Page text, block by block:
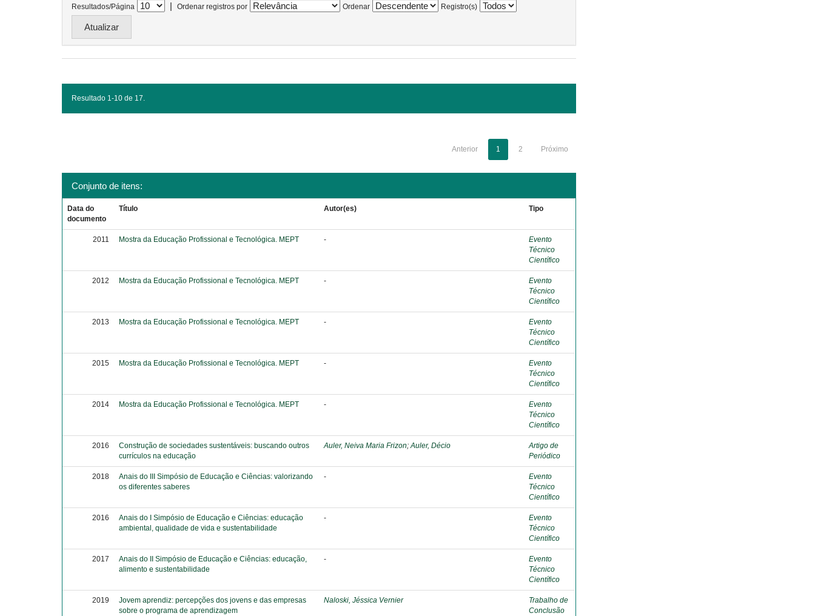
Resultados/Página | Ordenar registros por Ordenar Registro(s)
Resultado 1-10 de 17.
Anterior 1 2 Próximo
Conjunto de itens:
Data do
documento
Título Autor(es) Tipo
2011 Mostra da Educação Profissional e Tecnológica. MEPT -
Evento
Técnico
Científico
2012 Mostra da Educação Profissional e Tecnológica. MEPT -
Evento
Técnico
Científico
2013 Mostra da Educação Profissional e Tecnológica. MEPT -
Evento
Técnico
Científico
2015 Mostra da Educação Profissional e Tecnológica. MEPT -
Evento
Técnico
Científico
2014 Mostra da Educação Profissional e Tecnológica. MEPT -
Evento
Técnico
Científico
2016
Construção de sociedades sustentáveis: buscando outros
currículos na educação
Auler, Neiva Maria Frizon;Auler, Décio
Artigo de
Periódico
2018
Anais do III Simpósio de Educação e Ciências: valorizando
os diferentes saberes
-
Evento
Técnico
Científico
2016
Anais do I Simpósio de Educação e Ciências: educação
ambiental, qualidade de vida e sustentabilidade
-
Evento
Técnico
Científico
2017
Anais do II Simpósio de Educação e Ciências: educação,
alimento e sustentabilidade
-
Evento
Técnico
Científico
2019
Jovem aprendiz: percepções dos jovens e das empresas
sobre o programa de aprendizagem
Naloski, Jéssica Vernier
Trabalho de
Conclusão